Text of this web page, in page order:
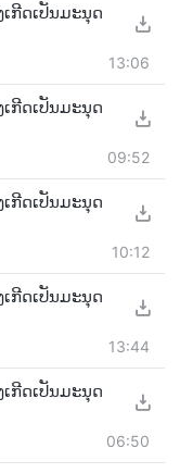
ກີດເປັນມະນຸດ
13:06
ກີດເປັນມະນຸດ
09:52
ກີດເປັນມະນຸດ
10:12
ກີດເປັນມະນຸດ
13:44
ກີດເປັນມະນຸດ
06:50